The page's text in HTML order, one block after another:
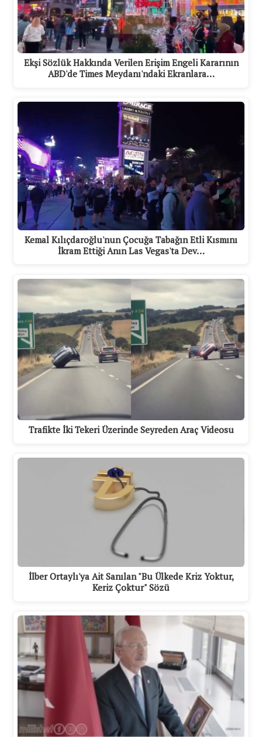
Ekşi Sözlük Hakkında Verilen Erişim Engeli Kararının
ABD'de Times Meydanı'ndaki Ekranlara…
Kemal Kılıçdaroğlu'nun Çocuğa Tabağın Etli Kısmını
İkram Ettiği Anın Las Vegas'ta Dev…
Trafikte İki Tekeri Üzerinde Seyreden Araç Videosu
İlber Ortaylı'ya Ait Sanılan "Bu Ülkede Kriz Yoktur,
Keriz Çoktur" Sözü